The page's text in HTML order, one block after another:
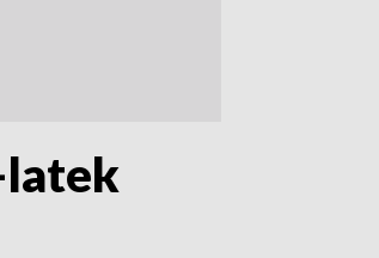
latek